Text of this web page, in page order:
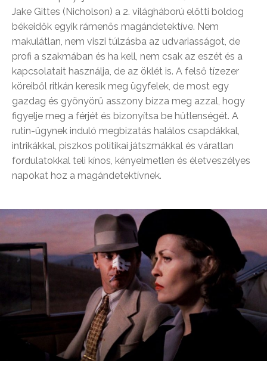
Jake Gittes (Nicholson) a 2. világháború előtti boldog
békeidők egyik rámenős magándetektíve. Nem
makulátlan, nem viszi túlzásba az udvariasságot, de
profi a szakmában és ha kell, nem csak az eszét és a
kapcsolatait használja, de az öklét is. A felső tízezer
köreiből ritkán keresik meg ügyfelek, de most egy
gazdag és gyönyörű asszony bízza meg azzal, hogy
figyelje meg a férjét és bizonyítsa be hűtlenségét. A
rutin-ügynek induló megbizatás halálos csapdákkal,
intrikákkal, piszkos politikai játszmákkal és váratlan
fordulatokkal teli kínos, kényelmetlen és életveszélyes
napokat hoz a magándetektívnek.